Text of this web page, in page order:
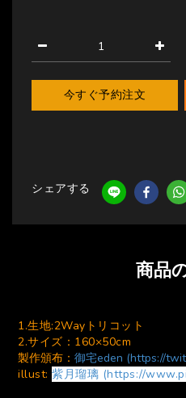
今すぐ予約注文
シェアする
商品
1.生地:2Wayトリコット
2.サイズ：160×50cm
製作頒布： 御宅eden (https://
illust: 紫月瑠璃 (https://